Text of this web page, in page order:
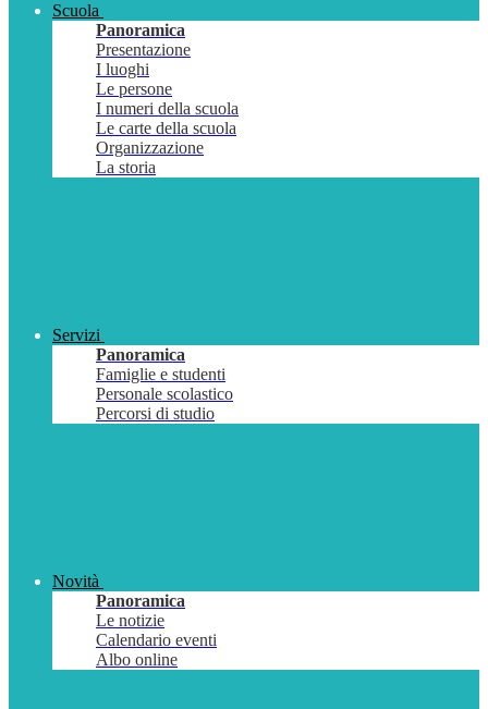
Scuola
Panoramica
Presentazione
I luoghi
Le persone
I numeri della scuola
Le carte della scuola
Organizzazione
La storia
Servizi
Panoramica
Famiglie e studenti
Personale scolastico
Percorsi di studio
Novità
Panoramica
Le notizie
Calendario eventi
Albo online